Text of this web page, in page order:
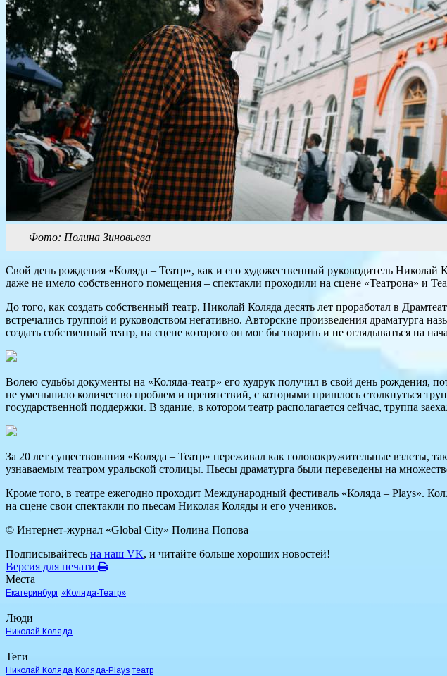
Фото: Полина Зиновьева
Свой день рождения «Коляда – Театр», как и его художественный руководитель Николай
даже не имело собственного помещения – спектакли проходили на сцене «Театрона» и
До того, как создать собственный театр, Николай Коляда десять лет проработал в
встречались труппой и руководством негативно. Авторские произведения драматурга
создать собственный театр, на сцене которого он мог бы творить и не оглядываться на
Волею судьбы документы на «Коляда-театр» его худрук получил в свой день рождения,
не уменьшило количество проблем и препятствий, с которыми пришлось столкнуться
государственной поддержки. В здание, в котором театр располагается сейчас, труппа
За 20 лет существования «Коляда – Театр» переживал как головокружительные взлеты,
узнаваемым театром уральской столицы. Пьесы драматурга были переведены на
Кроме того, в театре ежегодно проходит Международный фестиваль «Коляда – Plays».
на сцене свои спектакли по пьесам Николая Коляды и его учеников.
© Интернет-журнал «Global City» Полина Попова
Подписывайтесь на наш VK, и читайте больше хороших новостей!
Версия для печати
Места
Екатеринбург «Коляда-Театр»
Люди
Николай Коляда
Теги
Николай Коляда Коляда-Plays театр